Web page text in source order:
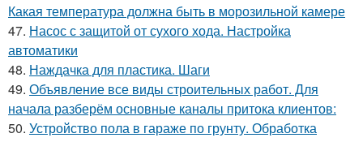
Какая температура должна быть в морозильной камере
47. Насос с защитой от сухого хода. Настройка
автоматики
48. Наждачка для пластика. Шаги
49. Объявление все виды строительных работ. Для
начала разберём основные каналы притока клиентов:
50. Устройство пола в гараже по грунту. Обработка